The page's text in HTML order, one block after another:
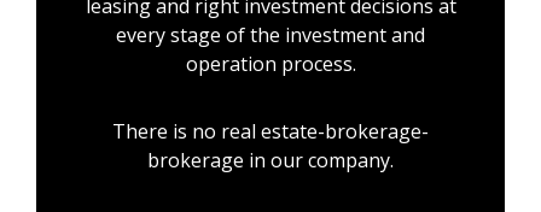
leasing and right investment decisions at
every stage of the investment and
operation process.
There is no real estate-brokerage-
brokerage in our company.